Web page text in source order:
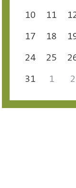
10
11
17
18
24
25
31
1 2